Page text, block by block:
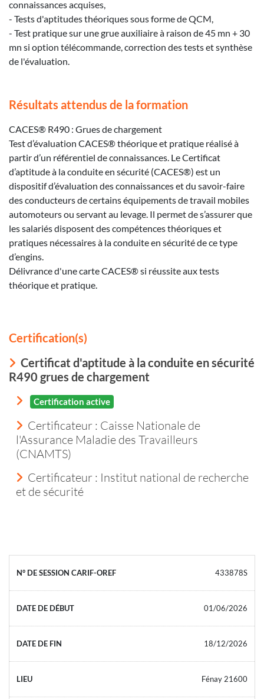
connaissances acquises,
- Tests d'aptitudes théoriques sous forme de QCM,
- Test pratique sur une grue auxiliaire à raison de 45 mn + 30
mn si option télécommande, correction des tests et synthèse
de l'évaluation.
Résultats attendus de la formation
CACES® R490 : Grues de chargement
Test d’évaluation CACES® théorique et pratique réalisé à
partir d’un référentiel de connaissances. Le Certificat
d’aptitude à la conduite en sécurité (CACES®) est un
dispositif d’évaluation des connaissances et du savoir-faire
des conducteurs de certains équipements de travail mobiles
automoteurs ou servant au levage. Il permet de s’assurer que
les salariés disposent des compétences théoriques et
pratiques nécessaires à la conduite en sécurité de ce type
d’engins.
Délivrance d'une carte CACES® si réussite aux tests
théorique et pratique.
Certification(s)
Certificat d'aptitude à la conduite en sécurité
R490 grues de chargement
Certification active
Certificateur : Caisse Nationale de
l'Assurance Maladie des Travailleurs
(CNAMTS)
Certificateur : Institut national de recherche
et de sécurité
433878S
01/06/2026
18/12/2026
Fénay 21600